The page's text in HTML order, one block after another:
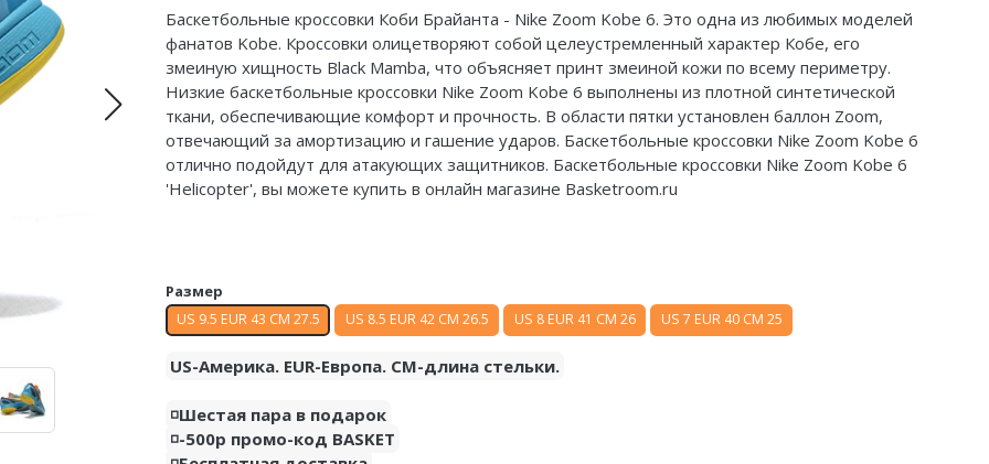
Баскетбольные кроссовки Коби Брайанта - Nike Zoom Kobe 6. Это одна из любимых моделей
фанатов Kobe. Кроссовки олицетворяют собой целеустремленный характер Кобе, его
змеиную хищность Black Mamba, что объясняет принт змеиной кожи по всему периметру.
Низкие баскетбольные кроссовки Nike Zoom Kobe 6 выполнены из плотной синтетической
ткани, обеспечивающие комфорт и прочность. В области пятки установлен баллон Zoom,
отвечающий за амортизацию и гашение ударов. Баскетбольные кроссовки Nike Zoom Kobe 6
отлично подойдут для атакующих защитников. Баскетбольные кроссовки Nike Zoom Kobe 6
'Helicopter', вы можете купить в онлайн магазине Basketroom.ru
Размер
US 9.5 EUR 43 CM 27.5 US 8.5 EUR 42 CM 26.5 US 8 EUR 41 CM 26 US 7 EUR 40 CM 25
US-Америка. EUR-Европа. CM-длина стельки.
◽️Шестая пара в подарок
◽️-500р промо-код BASKET